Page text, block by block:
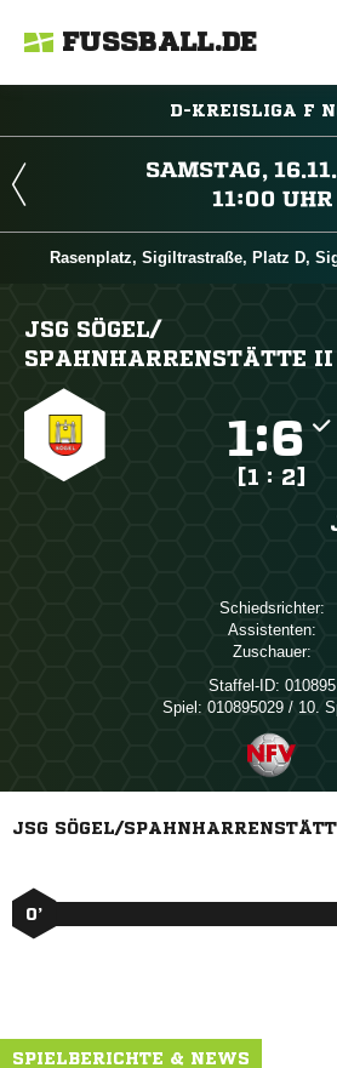
FUSSBALL.DE
D-KREISLIGA F

 
Rasenplatz, Sigiltrastraße, Platz D,
JSG SÖGEL/​
SPAHNHARRENSTÄTTE II
:
[1 : 2]
Schiedsrichter:
Assistenten:
Zuschauer:
Staffel-ID: 010895
Spiel: 010895029 / 10.
JSG SÖGEL/
0’
SPIELBERICHTE & NEWS